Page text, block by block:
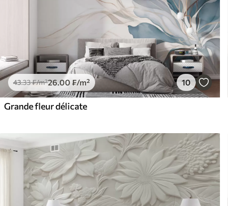
43.33₣/m²26 .00 ₣/m² 10
Grande fleur délicate